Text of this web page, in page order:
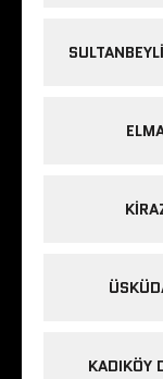
KADIKÖY